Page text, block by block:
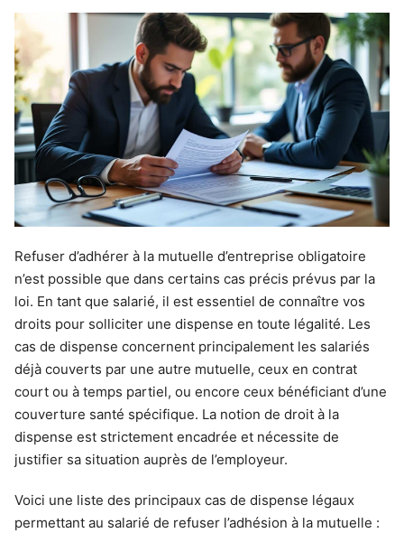
Refuser d’adhérer à la mutuelle d’entreprise obligatoire
n’est possible que dans certains cas précis prévus par la
loi. En tant que salarié, il est essentiel de connaître vos
droits pour solliciter une dispense en toute légalité. Les
cas de dispense concernent principalement les salariés
déjà couverts par une autre mutuelle, ceux en contrat
court ou à temps partiel, ou encore ceux bénéficiant d’une
couverture santé spécifique. La notion de droit à la
dispense est strictement encadrée et nécessite de
justifier sa situation auprès de l’employeur.
Voici une liste des principaux cas de dispense légaux
permettant au salarié de refuser l’adhésion à la mutuelle :